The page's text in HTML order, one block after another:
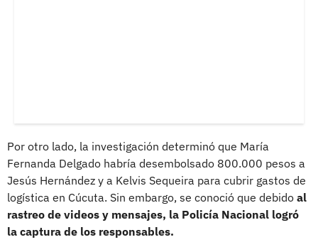
Por otro lado, la investigación determinó que María
Fernanda Delgado habría desembolsado 800.000 pesos a
Jesús Hernández y a Kelvis Sequeira para cubrir gastos de
logística en Cúcuta. Sin embargo, se conoció que debido al
rastreo de videos y mensajes, la Policía Nacional logró
la captura de los responsables.